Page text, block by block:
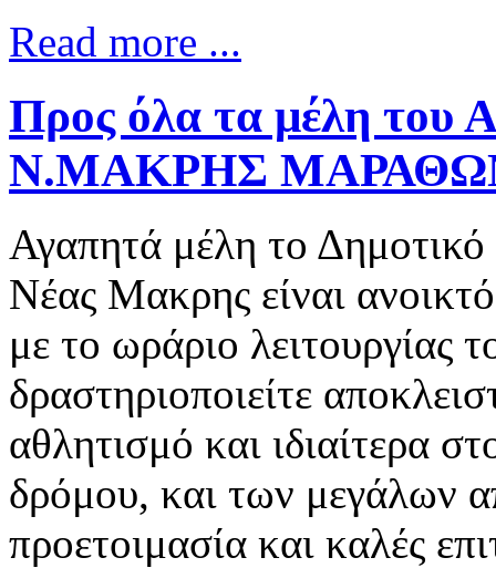
Read more ...
Προς όλα τα μέλη
Ν.ΜΑΚΡΗΣ
Αγαπητά μέλη το
Νέας Μακρης είναι
με το ωράριο λειτουργίας
δραστηριοποιείτε
αθλητισμό και ιδιαίτερα
δρόμου, και των μεγάλων
προετοιμασία και καλές